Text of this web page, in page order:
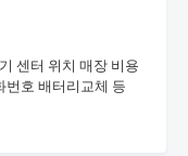
센터 위치 매장 비용
호 배터리교체 등